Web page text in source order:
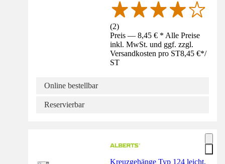
(2)
Preis — 8,45 € * Alle Preise
inkl. MwSt. und ggf. zzgl.
Versandkosten pro ST8,45 €*/
ST
Online bestellbar
Reservierbar
Kreuzgehänge Typ 124 leicht,